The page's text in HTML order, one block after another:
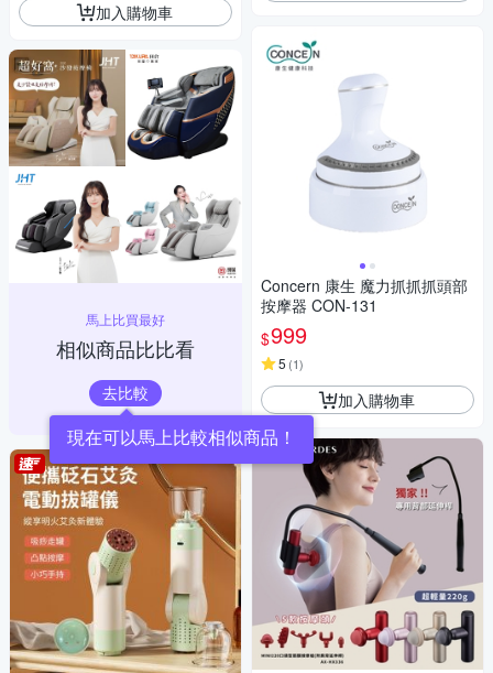
加入購物車
馬上比買最好
相似商品比比看
去比較
Concern 康生 魔力抓抓抓頭部
按摩器 CON-131
$999
5 (1)
加入購物車